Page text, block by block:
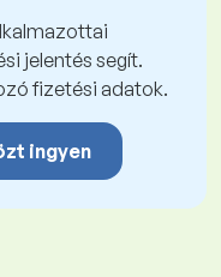
jelentés segít.
fizetési adatok.
ingyen